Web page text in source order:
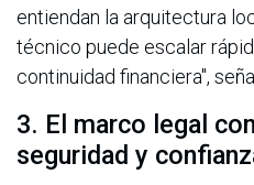
entiendan la arquitectura
técnico puede escalar
continuidad financiera",
3. El marco legal
seguridad y